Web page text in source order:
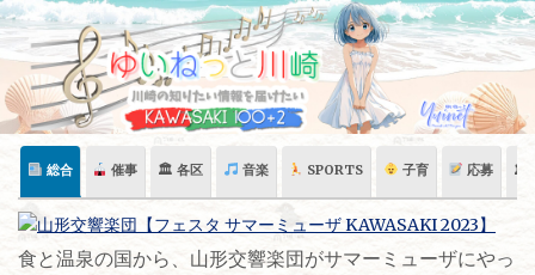
Skip
content
総合 催事 🏛 各区 音楽 SPORTS 子育 応募 🏛
食と温泉の国から、山形交響楽団がサマーミューザにやっ